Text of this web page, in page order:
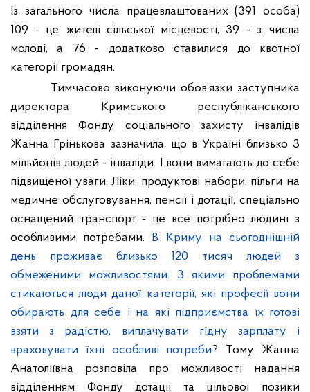
Із загального числа працевлаштованих (391 особа)
109 - це жителі сільської місцевості, 39 - з числа
молоді, а 76 - додатково ставилися до квотної
категорії громадян.
Тимчасово виконуючи обов’язки заступника
директора Кримського республіканського
відділення Фонду соціального захисту інвалідів
Жанна Грінькова зазначила, що в Україні близько 3
мільйонів людей - інваліди. І вони вимагають до себе
підвищеної уваги. Ліки, продуктові набори, пільги на
медичне обслуговування, пенсії і дотації, спеціально
оснащений транспорт - це все потрібно людині з
особливими потребами.
В Криму на сьогоднішній
день проживає близько 120 тисяч людей з
обмеженими можливостями. З якими проблемами
стикаються люди даної категорії, які професії вони
обирають для себе і на які підприємства їх готові
взяти з радістю, виплачувати гідну зарплату і
враховувати їхні особливі потреби? Тому Жанна
Анатоліївна розповіла про можливості надання
відділенням Фонду дотації та цільової позики